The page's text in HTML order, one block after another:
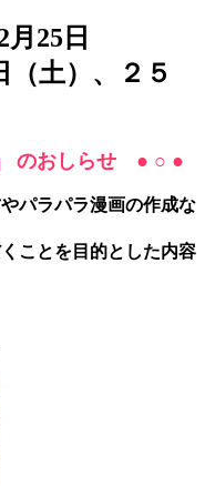
25日
（土）、２５
のおしらせ ● ○ ●
パラパラ漫画の作成な
ことを目的とした内容